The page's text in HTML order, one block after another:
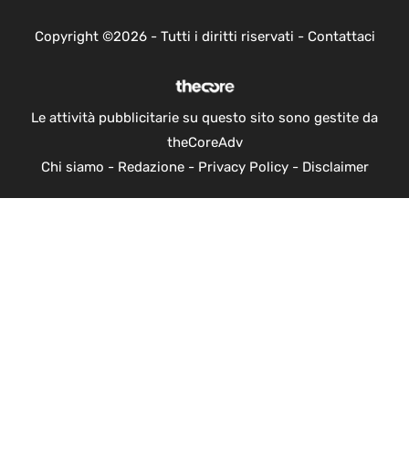
Copyright ©2026 - Tutti i diritti riservati - Contattaci
Le attività pubblicitarie su questo sito sono gestite da
theCoreAdv
Chi siamo - Redazione- Privacy Policy- Disclaimer